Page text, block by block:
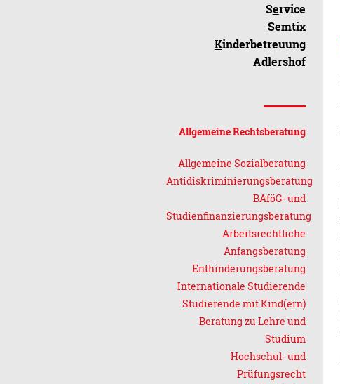
Service
Semtix
Kinderbetreuung
Adlershof
Allgemeine Rechtsberatung
Allgemeine Sozialberatung
Antidiskriminierungsberatung
BAföG- und
Studienfinanzierungsberatung
Arbeitsrechtliche
Anfangsberatung
Enthinderungsberatung
Internationale Studierende
Studierende mit Kind(ern)
Beratung zu Lehre und
Studium
Hochschul- und
Prüfungsrecht